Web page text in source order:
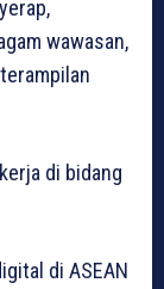
wawasan,
di bidang
di ASEAN